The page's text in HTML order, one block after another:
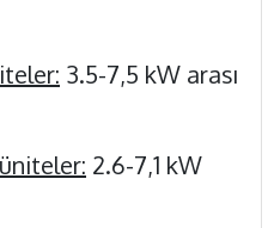
3.5-7,5 kW arası
2.6-7,1 kW